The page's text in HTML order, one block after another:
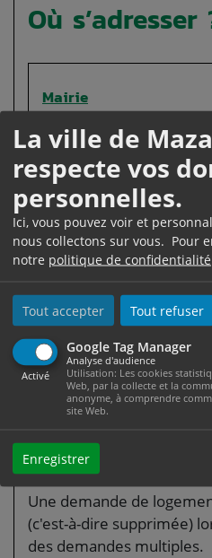
La ville de
respecte vos
personnelles.
Ici, vous pouvez voir et
nous collectons sur vous. Pour
notre politique de confidentialité
Tout accepter Tout refuser
Google Tag Manager
Activé
Analyse d'audience
Utilisation: Les cookies
Web, par la collecte et la
anonyme, à comprendre
site Web.
Enregistrer
Où s’adresser
Mairie
Office HLM
Où s’adresser ?
Organisme pouvant
social
Vous faites
Une demande de
(c'est-à-dire supprimée)
des demandes multiples.